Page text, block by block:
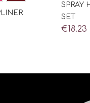
SPRAY
SET
€18.23